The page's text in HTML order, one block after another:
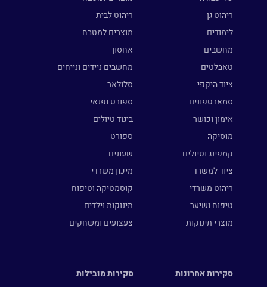
ריהוט גן
ריהוט לבית
לימודים
מוצרים למטבח
מחשבים
אחסון
טאבלטים
מחשבים ניידים ונייחים
ציוד היקפי
סלולאר
סמארטפונים
ספורט ופנאי
אימון וכושר
ביגוד טיולים
מוסיקה
ספורט
קמפינג וטיולים
שעונים
ציוד למשרד
מיכון משרדי
ריהוט משרדי
קוסמטיקה וטיפוח
טיפוח ושיער
תינוקות וילדים
מוצרי תינוקות
צעצועים ומשחקים
סקירות אחרונות סקירות מובילות